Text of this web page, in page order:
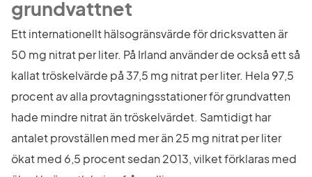
grundvattnet
Ett internationellt hälsogränsvärde för dricksvatten är
50 mg nitrat per liter. På Irland använder de också ett så
kallat tröskelvärde på 37,5 mg nitrat per liter. Hela 97,5
procent av alla provtagningsstationer för grundvatten
hade mindre nitrat än tröskelvärdet. Samtidigt har
antalet provställen med mer än 25 mg nitrat per liter
ökat med 6,5 procent sedan 2013, vilket förklaras med